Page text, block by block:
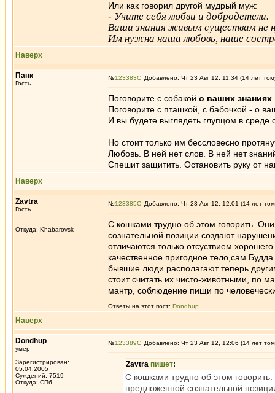
Или как говорил другой мудрый муж:
- Учите себя любви и добродетели.
Ваши знания живым существам не
Им нужна наша любовь, наше
Наверх
Панк
Гость
№123383 Добавлено: Чт 23 Авг 12, 11:34 (14 лет
Поговорите с собакой о ваших знаниях
Поговорите с пташкой, с бабочкой - о
И вы будете выглядеть глупцом в среде
Но стоит только им бессловесно
Любовь. В ней нет слов. В ней нет
Спешит защитить. Остановить руку от
Наверх
Zavtra
Гость
Откуда: Khabarovsk
№123385 Добавлено: Чт 23 Авг 12, 12:01 (14 лет
С кошками трудно об этом говорить.
сознательной позиции создают
отличаются только отсуствием
качественное пригодное тело,сам
бывшие люди располагают теперь
стоит считать их чисто-животными, по
мантр, соблюдение пищи по
Ответы на этот пост: Dondhup
Наверх
Dondhup
умер
Зарегистрирован:
05.04.2005
Суждений: 7519
Откуда: СПб
№123389 Добавлено: Чт 23 Авг 12, 12:06 (14 лет
Zavtra пишет:
С кошками трудно об этом
предложенной сознательной